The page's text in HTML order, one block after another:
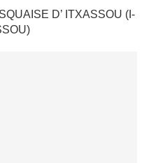
D’ ITXASSOU (I-